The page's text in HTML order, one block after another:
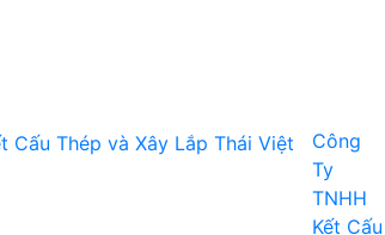
Công
Ty
TNHH
Kết Cấu